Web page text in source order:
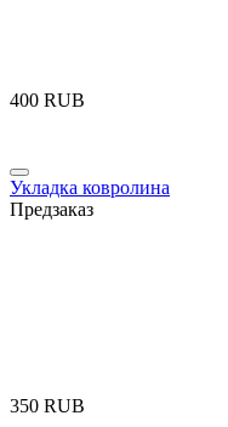
‍400‍ RUB
Укладка ковролина
Предзаказ
‍350‍ RUB